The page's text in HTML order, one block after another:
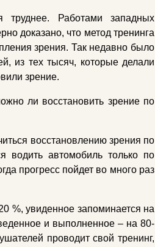
Работами западных
доказано, что метод тренинга
зрения. Так недавно было
из тех тысяч, которые делали
зрение.
ли восстановить зрение по
восстановлению зрения по
водить автомобиль только по
прогресс пойдет во много раз
%, увиденное запоминается на
и выполненное – на 80-
проводит свой тренинг,